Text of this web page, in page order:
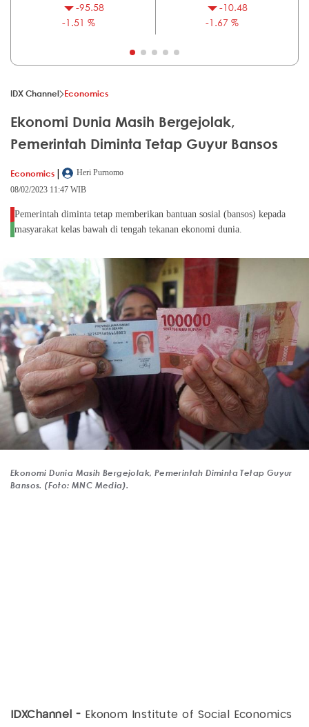
-95.58
-1.51 %
-10.48
-1.67 %
IDX Channel Economics
Ekonomi Dunia Masih Bergejolak,
Pemerintah Diminta Tetap Guyur Bansos
Economics |
Heri Purnomo
08/02/2023 11:47 WIB
Pemerintah diminta tetap memberikan bantuan sosial (bansos) kepada
masyarakat kelas bawah di tengah tekanan ekonomi dunia.
Ekonomi Dunia Masih Bergejolak, Pemerintah Diminta Tetap Guyur
Bansos. (Foto: MNC Media).
IDXChannel - Ekonom Institute of Social Economics